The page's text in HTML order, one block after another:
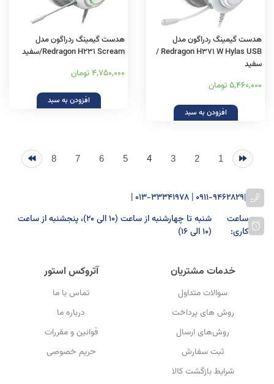
هدست گیمینگ ردراگون مدل
Redragon H371 W Hylas USB /
سفید
5,460,000 تومان
افزودن به سبد
هدست گیمینگ ردراگون مدل
Redragon H231 Scream/سفید
4,750,000 تومان
افزودن به سبد
1
2
3
4
5
6
7
8
|
0911-9462829 | 013-33341978 |
ساعت
کاری:
شنبه تا چهارشنبه از ساعت (۱۰ الی ۲۰)، پنجشنبه از ساعت
(۱۰ الی ۱۶)
خدمات مشتریان
سوالات متداول
روش های پرداخت
روش‌های ارسال
ثبت سفارش
شرایط بازگشت کالا
آتروکس استور
تماس با ما
درباره ما
قوانین و مقررات
حریم خصوصی